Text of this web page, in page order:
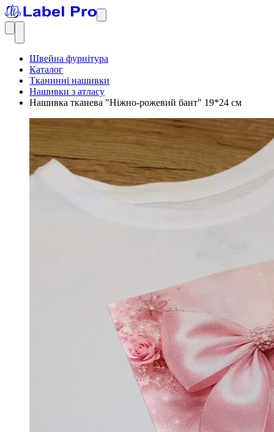
Швейна фурнітура
Каталог
Тканинні нашивки
Нашивки з атласу
Нашивка тканева "Ніжно-рожевий бант" 19*24 см